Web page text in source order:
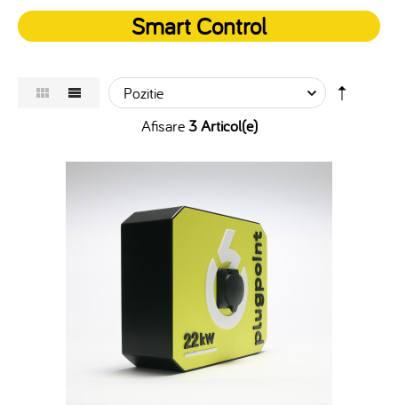
Smart Control
Afisare3 Articol(e)